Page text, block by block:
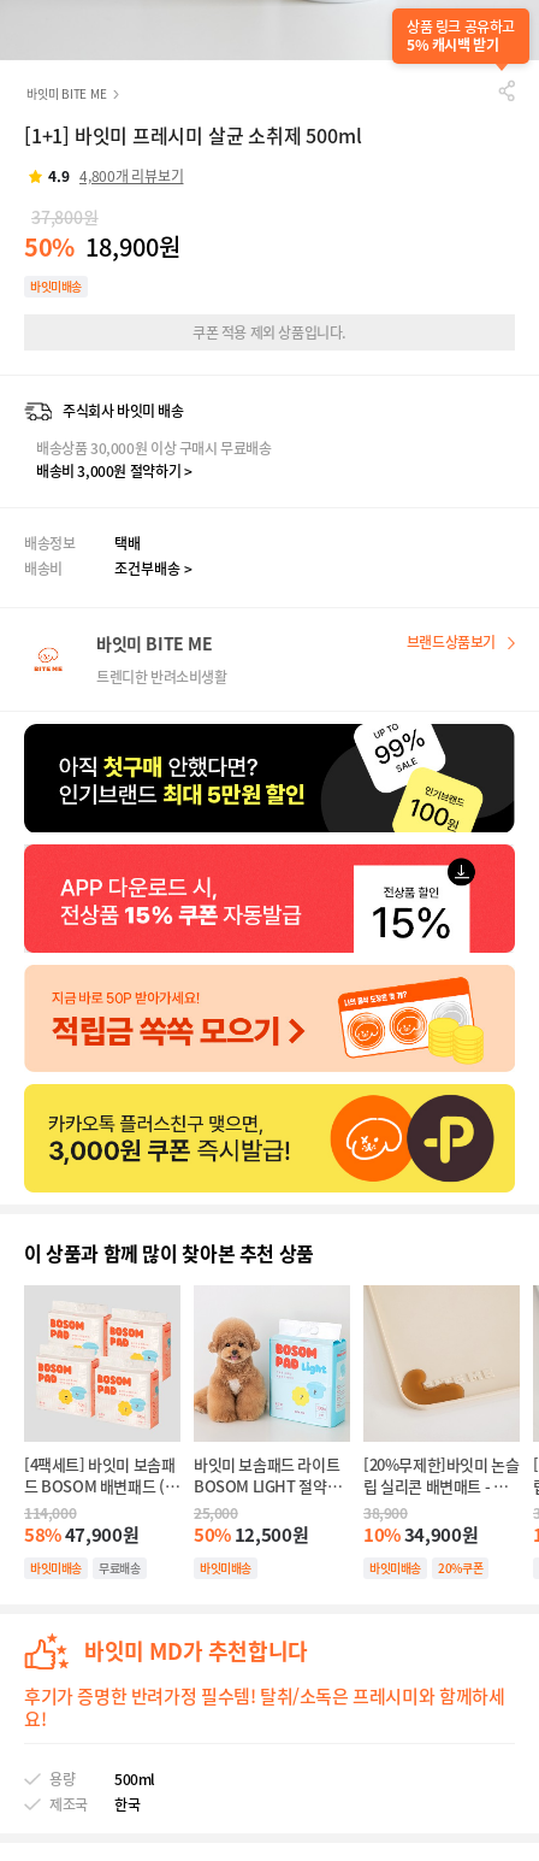
상품 링크 공유하고
5% 캐시백 받기
바잇미 BITE ME
[1+1] 바잇미 프레시미 살균 소취제 500ml
4.9 4,800개 리뷰보기
37,800원
50% 18,900원
바잇미배송
쿠폰 적용 제외 상품입니다.
주식회사 바잇미 배송
배송상품 30,000원 이상 구매시 무료배송
배송비 3,000원 절약하기 >
배송정보
택배
배송비
조건부배송 >
바잇미 BITE ME
트렌디한 반려소비생활
브랜드상품보기
이 상품과 함께 많이 찾아본 추천 상품
[4팩세트] 바잇미 보솜패
드 BOSOM 배변패드 (대
형/표준형)
114,000
58%47,900원
바잇미배송 무료배송
바잇미 보솜패드 라이트
BOSOM LIGHT 절약형
배변패드
25,000
50%12,500원
바잇미배송
[20%무제한]바잇미 논슬
립 실리콘 배변매트 - 베
이지
38,900
10%34,900원
바잇미배송 20%쿠폰
바잇미 MD가 추천합니다
후기가 증명한 반려가정 필수템! 탈취/소독은 프레시미와 함께하세
요!
용량
500ml
제조국
한국